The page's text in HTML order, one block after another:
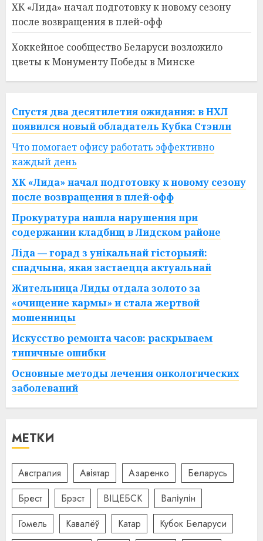
ХК «Лида» начал подготовку к новому сезону
после возвращения в плей-офф
Хоккейное сообщество Беларуси возложило
цветы к Монументу Победы в Минске
Спустя два десятилетия ожидания: в НХЛ
появился новый обладатель Кубка Стэнли
Что помогает офису работать эффективно
каждый день
ХК «Лида» начал подготовку к новому сезону
после возвращения в плей-офф
Прокуратура нашла нарушения при
содержании кладбищ в Лидском районе
Ліда — горад з унікальнай гісторыяй:
спадчына, якая застаецца актуальнай
Жительница Лиды отдала золото за
«очищение кармы» и стала жертвой
мошенницы
Искусство ремонта часов: раскрываем
типичные ошибки
Основные методы лечения онкологических
заболеваний
МЕТКИ
Австралия Авіятар Азаренко
Беларусь
Брест
Брэст ВІЦЕБСК
Валіулін
Гомель
Кавалёў Катар
Кубок Беларуси